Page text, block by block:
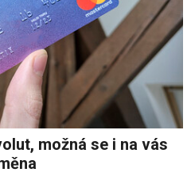
možná se i na vás